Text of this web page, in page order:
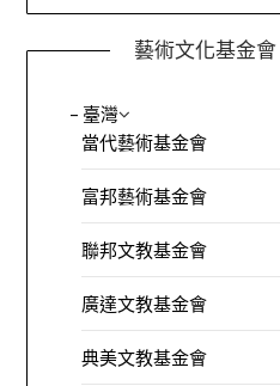
藝術文化基金
– 臺灣
當代藝術基金會
富邦藝術基金會
聯邦文教基金會
廣達文教基金會
典美文教基金會